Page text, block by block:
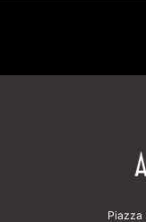
Piazza